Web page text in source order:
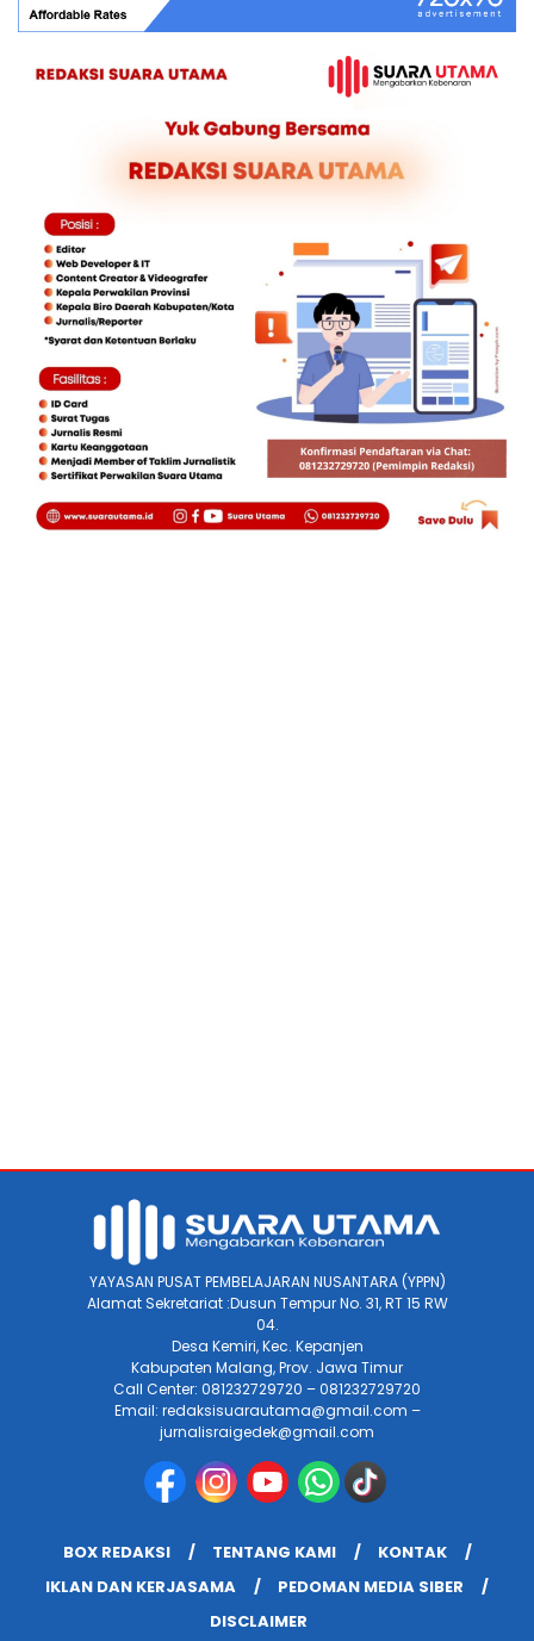
YAYASAN PUSAT PEMBELAJARAN NUSANTARA (YPPN)
Alamat Sekretariat :Dusun Tempur No. 31, RT 15 RW
04.
Desa Kemiri, Kec. Kepanjen
Kabupaten Malang, Prov. Jawa Timur
Call Center: 081232729720 – 081232729720
Email: redaksisuarautama@gmail.com –
jurnalisraigedek@gmail.com
BOX REDAKSI TENTANG KAMI
KONTAK
IKLAN DAN KERJASAMA
PEDOMAN MEDIA SIBER
DISCLAIMER